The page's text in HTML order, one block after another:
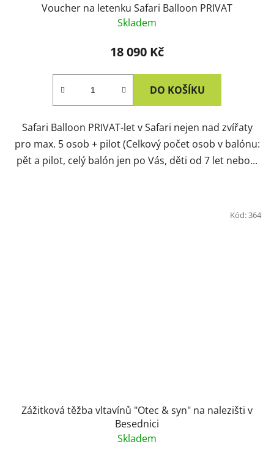
Voucher na letenku Safari Balloon PRIVAT
Skladem
18 090 Kč
DO KOŠÍKU
Safari Balloon PRIVAT-let v Safari nejen nad zvířaty
pro max. 5 osob + pilot (Celkový počet osob v balónu:
pět a pilot, celý balón jen po Vás, děti od 7 let nebo...
Zážitková těžba vltavínů "Otec & syn" na nalezišti v
Besednici
Skladem
Kód:364